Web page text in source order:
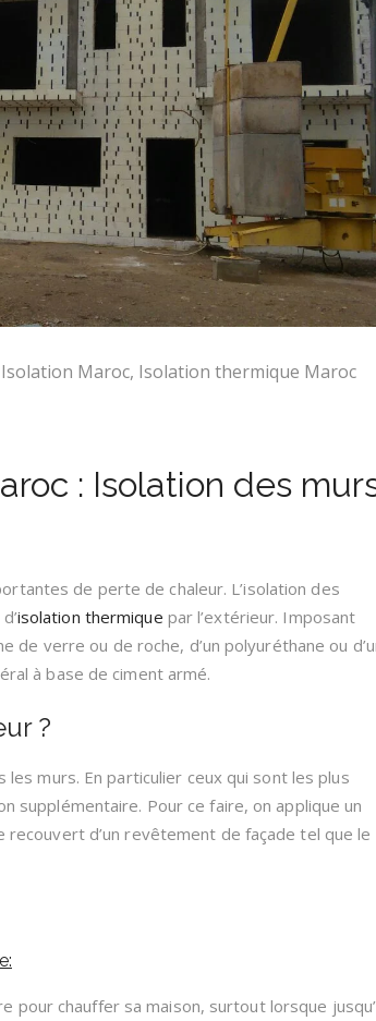
Isolation Maroc, Isolation thermique Maroc
: Isolation des
de perte de chaleur. L’isolation des
isolation thermique par l’extérieur. Imposant
de verre ou de roche, d’un polyuréthane ou
à base de ciment armé.
?
les murs. En particulier ceux qui sont les plus
supplémentaire. Pour ce faire, on applique un
d’un revêtement de façade tel que le
pour chauffer sa maison, surtout lorsque